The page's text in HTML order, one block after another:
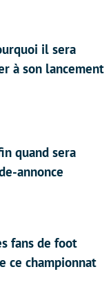
il sera
à son lancement
quand sera
annonce
fans de foot
ce championnat